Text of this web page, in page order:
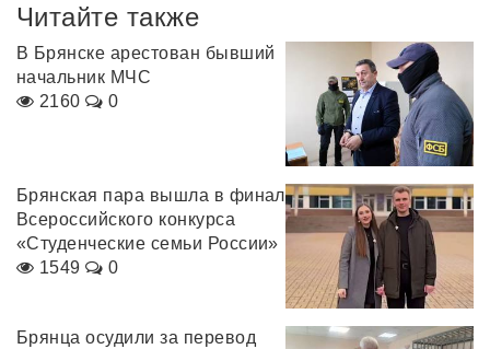
Читайте также
В Брянске арестован бывший
начальник МЧС
2160
0
Брянская пара вышла в финал
Всероссийского конкурса
«Студенческие семьи России»
1549
0
Брянца осудили за перевод